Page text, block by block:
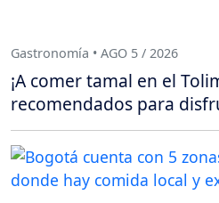
Gastronomía • AGO 5 / 2026
¡A comer tamal en el
recomendados para